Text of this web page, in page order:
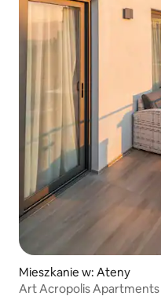
Mieszkanie w: Ateny